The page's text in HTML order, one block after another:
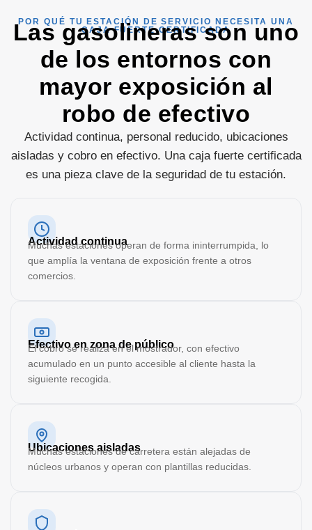
POR QUÉ TU ESTACIÓN DE SERVICIO NECESITA UNA
CAJA FUERTE CERTIFICADA
Las gasolineras son uno
de los entornos con
mayor exposición al
robo de efectivo
Actividad continua, personal reducido, ubicaciones
aisladas y cobro en efectivo. Una caja fuerte certificada
es una pieza clave de la seguridad de tu estación.
Actividad continua
Muchas estaciones operan de forma ininterrumpida, lo
que amplía la ventana de exposición frente a otros
comercios.
Efectivo en zona de público
El cobro se realiza en el mostrador, con efectivo
acumulado en un punto accesible al cliente hasta la
siguiente recogida.
Ubicaciones aisladas
Muchas estaciones de carretera están alejadas de
núcleos urbanos y operan con plantillas reducidas.